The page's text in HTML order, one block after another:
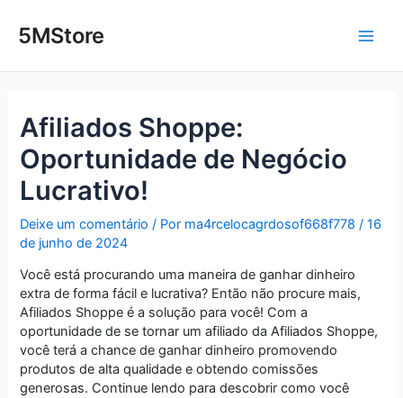
para5MStore
Afiliados Shoppe:
Oportunidade de Negócio
Lucrativo!
Deixe um comentário / Por ma4rcelocagrdosof668f778/16
de junho de 2024
Você está procurando uma maneira de ganhar dinheiro
extra de forma fácil e lucrativa? Então não procure mais,
Afiliados Shoppe é a solução para você! Com a
oportunidade de se tornar um afiliado da Afiliados Shoppe,
você terá a chance de ganhar dinheiro promovendo
produtos de alta qualidade e obtendo comissões
generosas. Continue lendo para descobrir como você
navigation